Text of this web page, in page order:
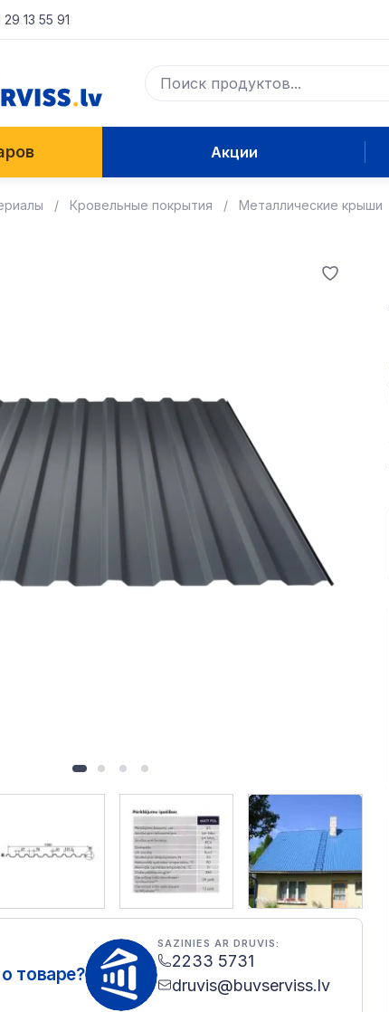
29 13 55 91
Акции
Кровельные покрытия Металлические крыши
товаре?
SAZINIES AR DRUVIS:
2233 5731
druvis@buvserviss.lv